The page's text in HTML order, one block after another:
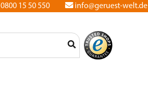
0800 15 50 550 info@geruest-welt.de